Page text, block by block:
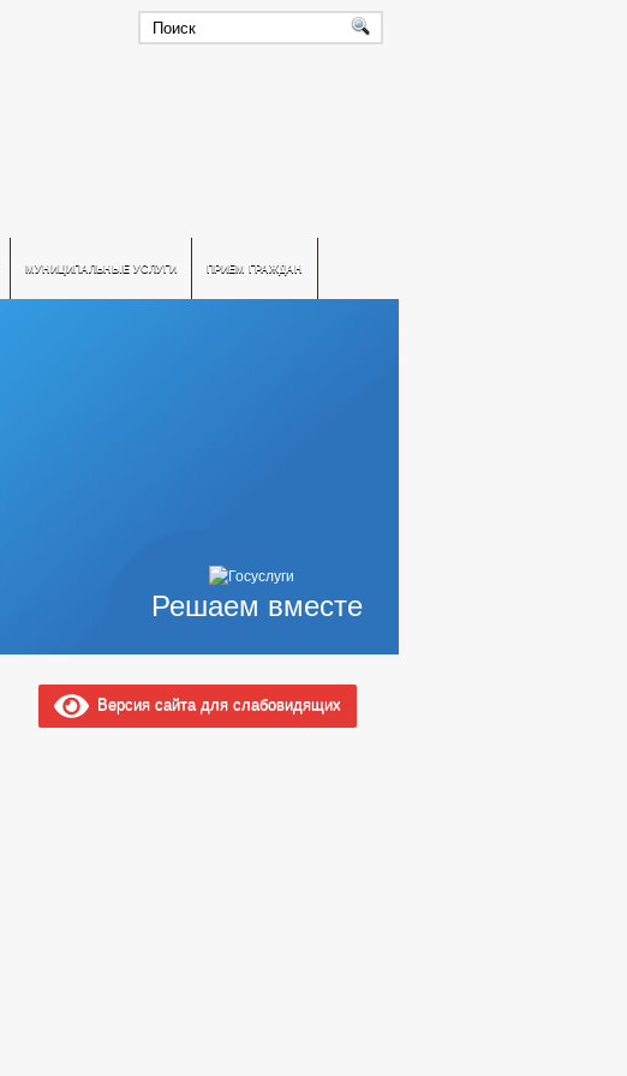
МУНИЦИПАЛЬНЫЕ УСЛУГИ ПРИЕМ ГРАЖДАН
Решаем вместе
Версия сайта для слабовидящих